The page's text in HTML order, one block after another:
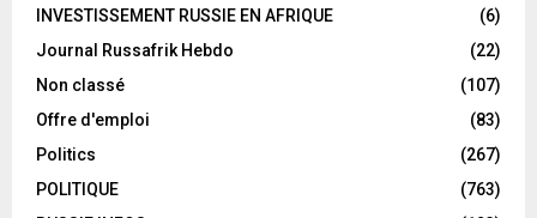
INVESTISSEMENT RUSSIE EN AFRIQUE
(6)
Journal Russafrik Hebdo
(22)
Non classé
(107)
Offre d'emploi
(83)
Politics
(267)
POLITIQUE
(763)